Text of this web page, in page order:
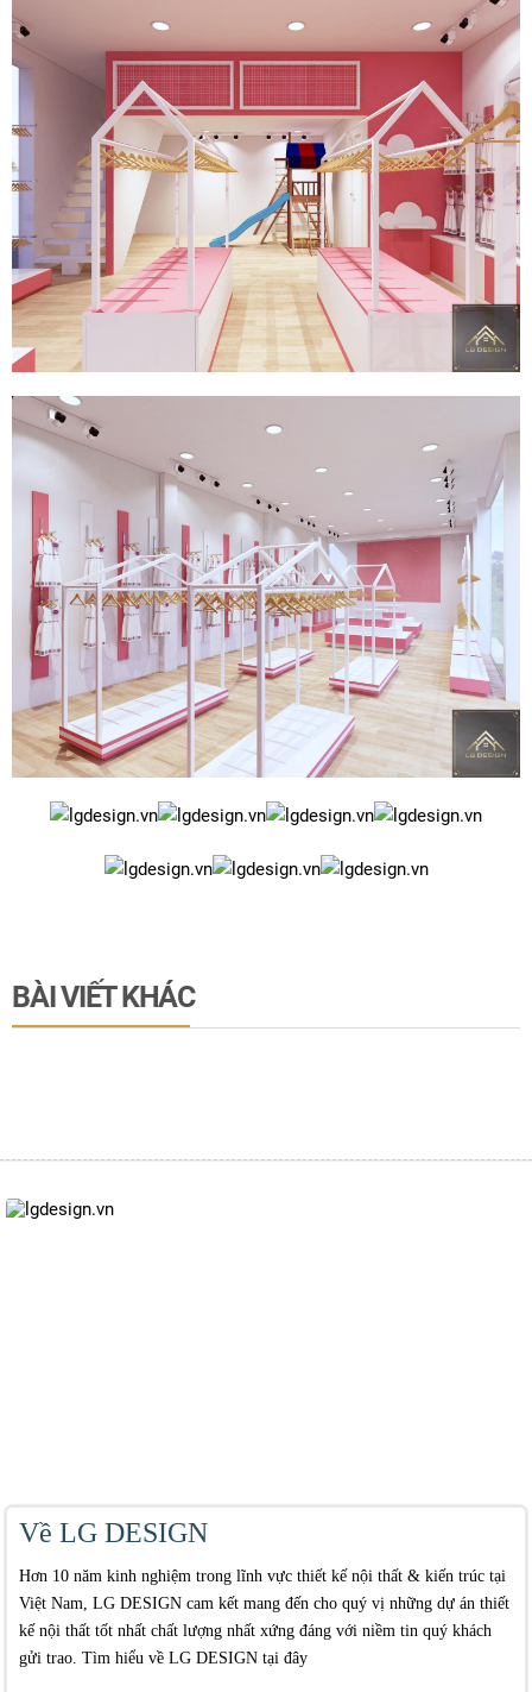
BÀI VIẾT KHÁC
Về LG DESIGN
Hơn 10 năm kinh nghiệm trong lĩnh vực thiết kế nội thất & kiến trúc tại
Việt Nam, LG DESIGN cam kết mang đến cho quý vị những dự án thiết
kế nội thất tốt nhất chất lượng nhất xứng đáng với niềm tin quý khách
gửi trao. Tìm hiểu về LG DESIGN tại đây